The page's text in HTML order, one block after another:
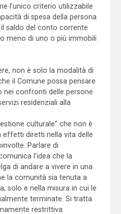
l’unico criterio utilizzabile
di spesa della persona
il saldo del conto corrente
meno di uno o più immobili
non è solo la modalità di
il Comune possa pensare
nei confronti delle persone
residenziali alla
culturale” che non è
diretti nella vita delle
Parlare di
l’idea che la
di andare a vivere in una
la comunità sia tenuta a
solo e nella misura in cui le
terminate. Si tratta
restrittiva